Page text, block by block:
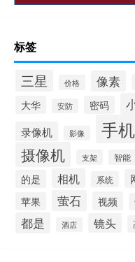
标签
三星 价格 像素
大华 安防 密码
录像机 影像 手机
摄像机 支架 智能
的是 相机 系统
苹果 萤石 视频
都是
酒店 镜头